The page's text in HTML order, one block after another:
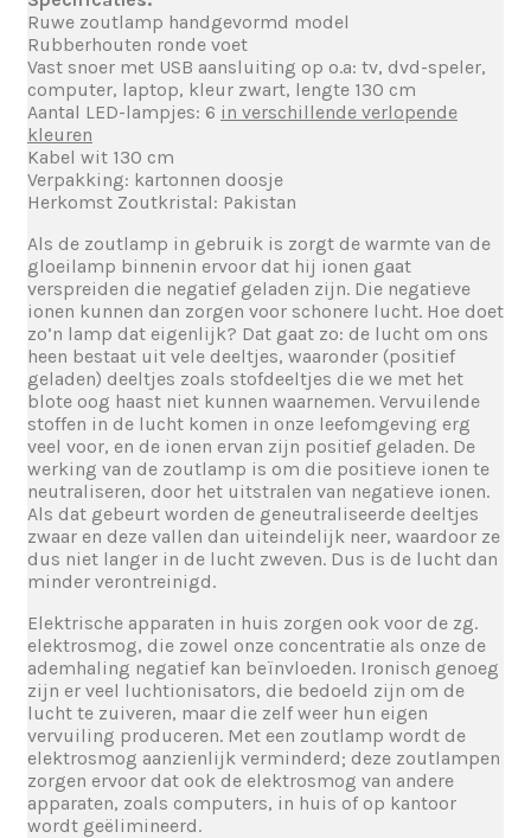
Ruwe zoutlamp handgevormd model
Rubberhouten ronde voet
Vast snoer met USB aansluiting op o.a: tv, dvd-speler,
computer, laptop, kleur zwart, lengte 130 cm
Aantal LED-lampjes: 6 in verschillende verlopende
kleuren
Kabel wit 130 cm
Verpakking: kartonnen doosje
Herkomst Zoutkristal: Pakistan
Als de zoutlamp in gebruik is zorgt de warmte van de
gloeilamp binnenin ervoor dat hij ionen gaat
verspreiden die negatief geladen zijn. Die negatieve
ionen kunnen dan zorgen voor schonere lucht. Hoe doet
zo’n lamp dat eigenlijk? Dat gaat zo: de lucht om ons
heen bestaat uit vele deeltjes, waaronder (positief
geladen) deeltjes zoals stofdeeltjes die we met het
blote oog haast niet kunnen waarnemen. Vervuilende
stoffen in de lucht komen in onze leefomgeving erg
veel voor, en de ionen ervan zijn positief geladen. De
werking van de zoutlamp is om die positieve ionen te
neutraliseren, door het uitstralen van negatieve ionen.
Als dat gebeurt worden de geneutraliseerde deeltjes
zwaar en deze vallen dan uiteindelijk neer, waardoor ze
dus niet langer in de lucht zweven. Dus is de lucht dan
minder verontreinigd.
Elektrische apparaten in huis zorgen ook voor de zg.
elektrosmog, die zowel onze concentratie als onze de
ademhaling negatief kan beïnvloeden. Ironisch genoeg
zijn er veel luchtionisators, die bedoeld zijn om de
lucht te zuiveren, maar die zelf weer hun eigen
vervuiling produceren. Met een zoutlamp wordt de
elektrosmog aanzienlijk verminderd; deze zoutlampen
zorgen ervoor dat ook de elektrosmog van andere
apparaten, zoals computers, in huis of op kantoor
wordt geëlimineerd.